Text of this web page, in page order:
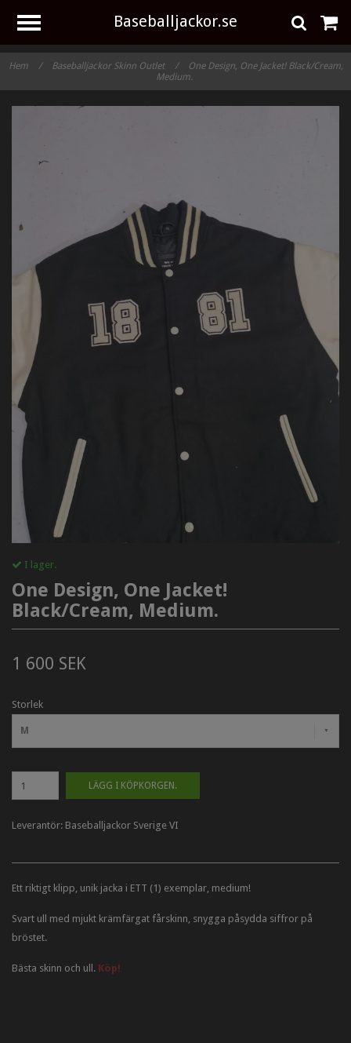
Hem / Baseballjackor Skinn Outlet /
One Design, One Jacket! Black/Cream,
Medium.
I lager.
One Design, One Jacket!
Black/Cream, Medium.
1 600 SEK
Storlek
M
LÄGG I KÖPKORGEN.
Leverantör: Baseballjackor Sverige VI
Ett riktigt klipp, unik jacka i ETT (1) exemplar, medium!
Svart ull med mjukt krämfärgat fårskinn, snygga påsydda siffror på
bröstet.
Bästa skinn och ull. Köp!
Baseballjackor.se